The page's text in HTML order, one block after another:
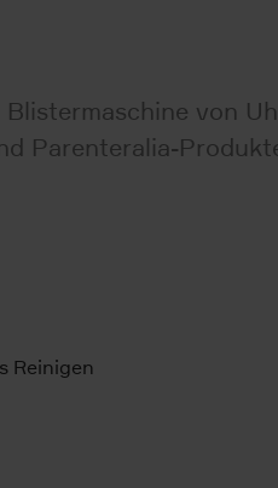
von
Parenteralia-
Reinigen